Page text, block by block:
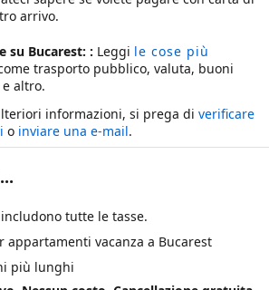
arrivo.
su Bucarest: : Leggi le cose più
trasporto pubblico, valuta, buoni
altro.
informazioni, si prega di verificare
o inviare una e-mail.
tutte le tasse.
appartamenti vacanza a Bucarest
più lunghi